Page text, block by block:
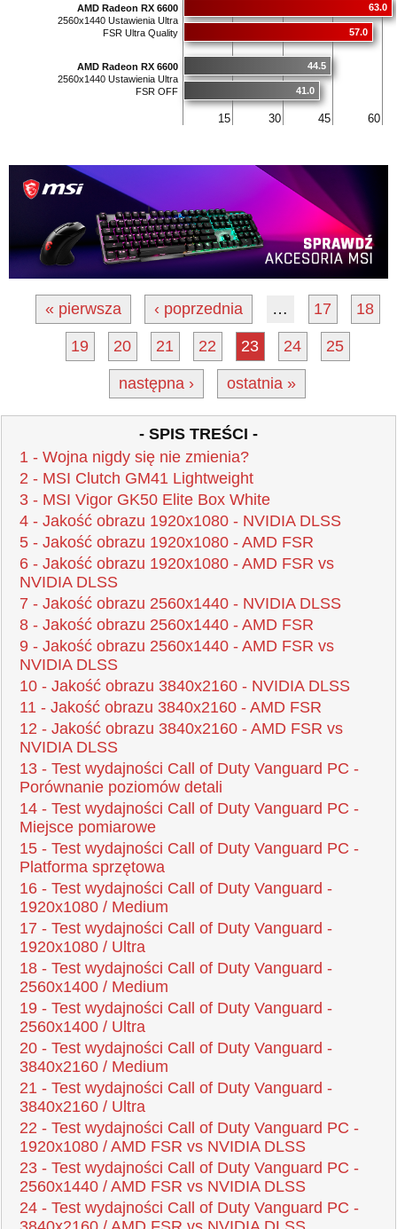
15 30 45 60
AMD Radeon RX 6600
2560x1440 Ustawienia Ultra
FSR Ultra Quality
63.0
57.0
AMD Radeon RX 6600
2560x1440 Ustawienia Ultra
FSR OFF
44.5
41.0
« pierwsza ‹ poprzednia … 17 18
19 20 21 22 23 24 25
następna › ostatnia »
- SPIS TREŚCI -
1 - Wojna nigdy się nie zmienia?
2 - MSI Clutch GM41 Lightweight
3 - MSI Vigor GK50 Elite Box White
4 - Jakość obrazu 1920x1080 - NVIDIA DLSS
5 - Jakość obrazu 1920x1080 - AMD FSR
6 - Jakość obrazu 1920x1080 - AMD FSR vs
NVIDIA DLSS
7 - Jakość obrazu 2560x1440 - NVIDIA DLSS
8 - Jakość obrazu 2560x1440 - AMD FSR
9 - Jakość obrazu 2560x1440 - AMD FSR vs
NVIDIA DLSS
10 - Jakość obrazu 3840x2160 - NVIDIA DLSS
11 - Jakość obrazu 3840x2160 - AMD FSR
12 - Jakość obrazu 3840x2160 - AMD FSR vs
NVIDIA DLSS
13 - Test wydajności Call of Duty Vanguard PC -
Porównanie poziomów detali
14 - Test wydajności Call of Duty Vanguard PC -
Miejsce pomiarowe
15 - Test wydajności Call of Duty Vanguard PC -
Platforma sprzętowa
16 - Test wydajności Call of Duty Vanguard -
1920x1080 / Medium
17 - Test wydajności Call of Duty Vanguard -
1920x1080 / Ultra
18 - Test wydajności Call of Duty Vanguard -
2560x1400 / Medium
19 - Test wydajności Call of Duty Vanguard -
2560x1400 / Ultra
20 - Test wydajności Call of Duty Vanguard -
3840x2160 / Medium
21 - Test wydajności Call of Duty Vanguard -
3840x2160 / Ultra
22 - Test wydajności Call of Duty Vanguard PC -
1920x1080 / AMD FSR vs NVIDIA DLSS
23 - Test wydajności Call of Duty Vanguard PC -
2560x1440 / AMD FSR vs NVIDIA DLSS
24 - Test wydajności Call of Duty Vanguard PC -